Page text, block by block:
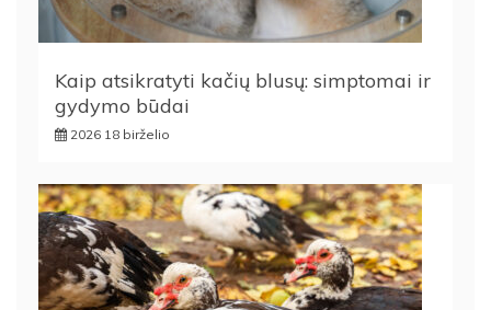
Kaip atsikratyti kačių blusų: simptomai ir
gydymo būdai
2026 18 birželio